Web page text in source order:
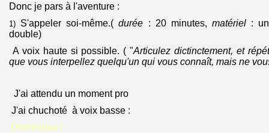
Donc je pars à l'aventure :
1) S'appeler soi-même.(durée : 20 minutes, matériel: un
double)
A voix haute si possible. ( "Articulez dictinctement, et
que vous interpellez quelqu'un qui vous connaît, mais ne
J'ai attendu un moment pro
J'ai chuchoté à voix basse :
Dominique !